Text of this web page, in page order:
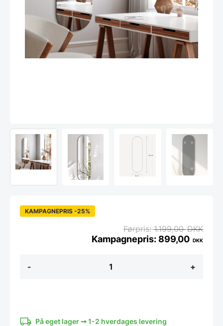
-
spejl
+
KAMPAGNEPRIS -25%
1.199,00DKK
899,00 DKK
På eget lager ➞ 1-2 hverdages levering